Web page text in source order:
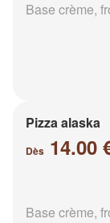
Base crème,
Pizza alaska
Dès 14.00
Base crème,